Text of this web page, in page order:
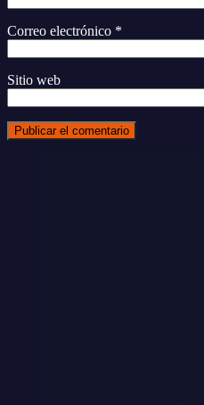
Correo electrónico *
Sitio web